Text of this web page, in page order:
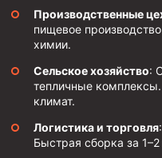
Турбулизаторы типа
Переводники
Клапаны обратные
Производственные
пищевое
химии.
Сельское хозяйство:
тепличные
климат.
Логистика и торговля
Быстрая сборка за